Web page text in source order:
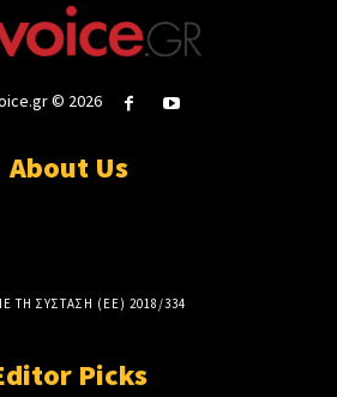
© 2026
About Us
ΣΥΣΤΑΣΗ (ΕΕ) 2018/334
Picks